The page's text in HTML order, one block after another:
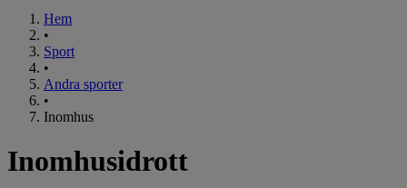
Hem
•
Sport
•
Andra sporter
•
Inomhus
Inomhusidrott